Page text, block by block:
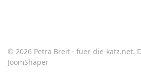
© 2026 Petra Breit - fuer-die-katz.net.
JoomShaper